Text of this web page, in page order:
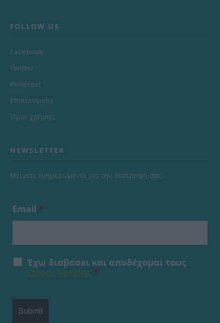
FOLLOW US
Facebook
Twitter
Pinterest
Επικοινωνία
Όροι χρήσης
NEWSLETTER
Μείνετε ενημερώμενοι για την διατροφή σας
Email *
Έχω διαβάσει και αποδέχομαι τους
*